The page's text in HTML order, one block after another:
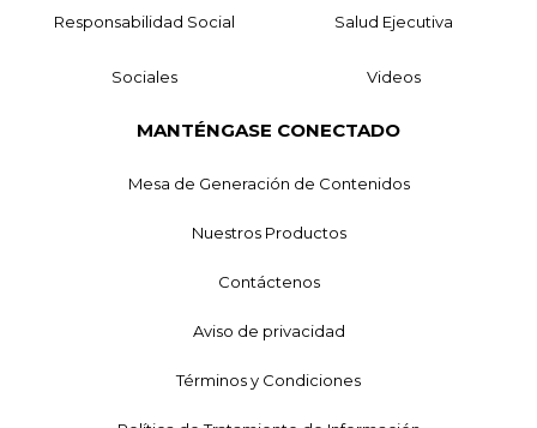
Responsabilidad Social Salud Ejecutiva
Sociales Videos
MANTÉNGASE CONECTADO
Mesa de Generación de Contenidos
Nuestros Productos
Contáctenos
Aviso de privacidad
Términos y Condiciones